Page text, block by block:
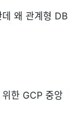
왜 관계형 DB
한 GCP 중앙